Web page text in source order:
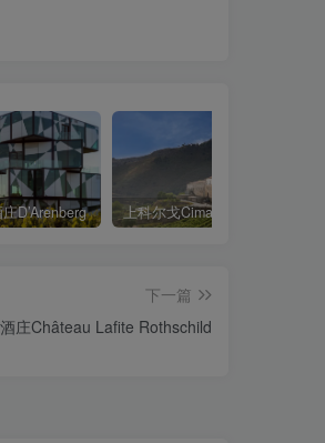
D’Arenberg 上科尔戈Cima Corgo
下一篇
庄Château Lafite Rothschild